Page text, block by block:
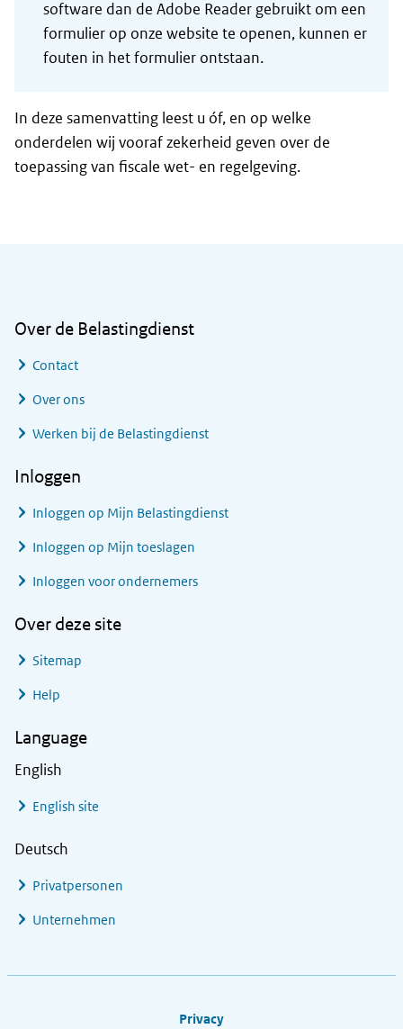
software dan de Adobe Reader gebruikt om een
formulier op onze website te openen, kunnen er
fouten in het formulier ontstaan.
In deze samenvatting leest u óf, en op welke
onderdelen wij vooraf zekerheid geven over de
toepassing van fiscale wet- en regelgeving.
Over de Belastingdienst
Contact
Over ons
Werken bij de Belastingdienst
Inloggen
Inloggen op Mijn Belastingdienst
Inloggen op Mijn toeslagen
Inloggen voor ondernemers
Over deze site
Sitemap
Help
Language
English
English site
Deutsch
Privatpersonen
Unternehmen
Privacy